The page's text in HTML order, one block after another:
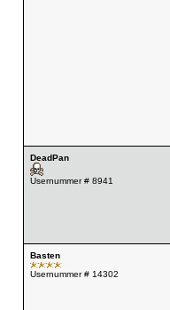
DeadPan
Usernummer # 8941
Basten
Usernummer # 14302